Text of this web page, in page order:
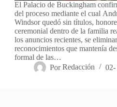
El Palacio de Buckingham
del proceso mediante el cual
Windsor quedó sin títulos,
ceremonial dentro de la familia
los anuncios recientes, se
reconocimientos que mantenía
formal de las…
Por Redacción